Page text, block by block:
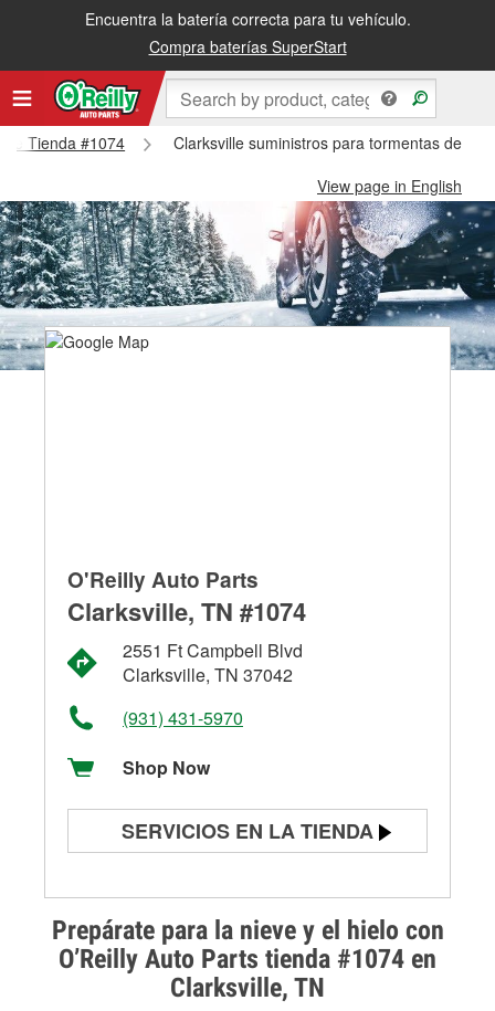
Encuentra la batería correcta para tu vehículo.
Compra baterías SuperStart
Tienda #1074
Clarksville suministros para tormentas de
View page in English
Prepárate para la nieve y el hielo con
O’Reilly Auto Parts tienda #1074 en
Clarksville, TN
O'Reilly Auto Parts
Clarksville, TN #1074
2551 Ft Campbell Blvd
Clarksville, TN 37042
(931) 431-5970
Shop Now
SERVICIOS EN LA TIENDA
Prueba de alternadores y
arrancadores
Revisión de la luz "Check Engine"